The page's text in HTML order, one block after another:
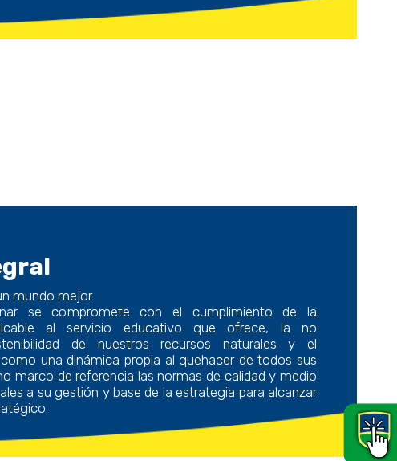
mundo mejor.
se compromete con el cumplimiento de la
al servicio educativo que ofrece, la no
de nuestros recursos naturales y el
una dinámica propia al quehacer de todos sus
marco de referencia las normas de calidad y medio
a su gestión y base de la estrategia para alcanzar